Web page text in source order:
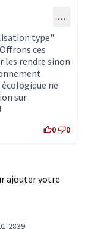
…
type"
ces
les rendre sinon
écologique ne
sur
0 0
ajouter votre
2839